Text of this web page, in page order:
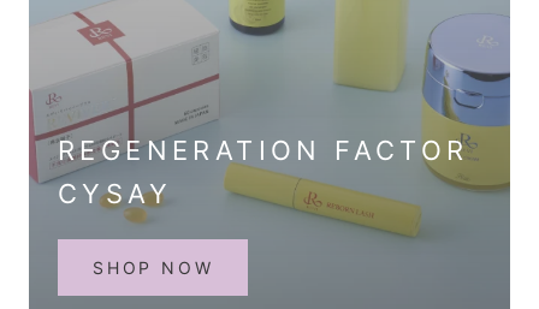
REGENERATION FACTOR
CYSAY
SHOP NOW